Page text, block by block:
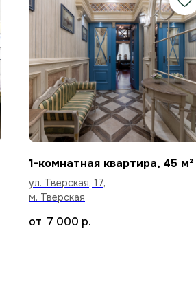
1-комнатная квартира, 45 м²
ул. Тверская, 17,
м. Тверская
7 000 р.